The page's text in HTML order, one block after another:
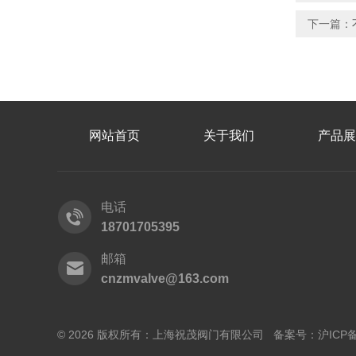
下一篇：
网站首页 关于我们 产品
电话
18701705395
邮箱
cnzmvalve@163.com
© 2026 版权所有：上海祝茂阀门有限公司 备案号： 沪ICP